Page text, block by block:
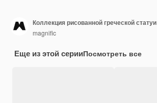
Коллекция рисованной греческой статуи
magnific
Еще из этой серииПосмотреть все